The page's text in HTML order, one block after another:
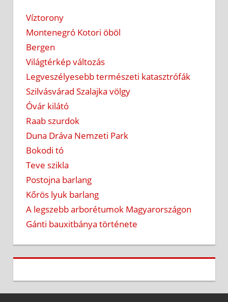
Víztorony
Montenegró Kotori öböl
Bergen
Világtérkép változás
Legveszélyesebb természeti katasztrófák
Szilvásvárad Szalajka völgy
Óvár kilátó
Raab szurdok
Duna Dráva Nemzeti Park
Bokodi tó
Teve szikla
Postojna barlang
Kőrös lyuk barlang
A legszebb arborétumok Magyarországon
Gánti bauxitbánya története